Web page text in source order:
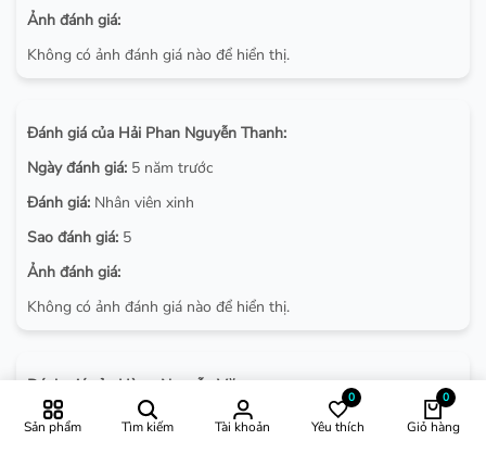
Ảnh đánh giá:
Không có ảnh đánh giá nào để hiển thị.
Đánh giá của Hải Phan Nguyễn Thanh:
Ngày đánh giá: 5 năm trước
Đánh giá: Nhân viên xinh
Sao đánh giá: 5
Ảnh đánh giá:
Không có ảnh đánh giá nào để hiển thị.
Đánh giá của Hùng Nguyễn Văn:
Ngày đánh giá:4 năm trước
Sản phẩm Tìm kiếm Tài khoản
0
Yêu thích
0
Giỏ hàng